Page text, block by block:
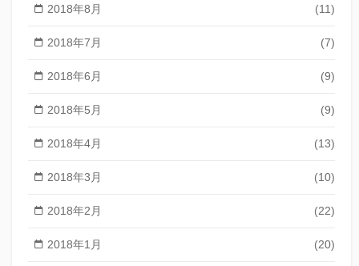
2018年8月 (11)
2018年7月 (7)
2018年6月 (9)
2018年5月 (9)
2018年4月 (13)
2018年3月 (10)
2018年2月 (22)
2018年1月 (20)